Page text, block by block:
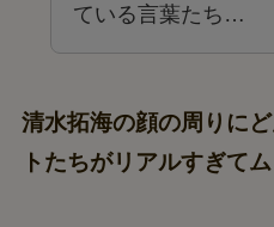
ている言葉たち…
清水拓海の顔の周りに
トたちがリアルすぎて